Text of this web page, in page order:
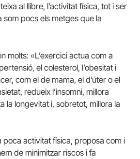
al llibre, l’activitat física, tot i ser
pocs els metges que la
molts: «L’exercici actua com a
el colesterol, l’obesitat i
com el de mama, el d’úter o el
redueix l’insomni, millora
la longevitat i, sobretot, millora la
poca activitat física, proposa com i
de minimitzar riscos i fa